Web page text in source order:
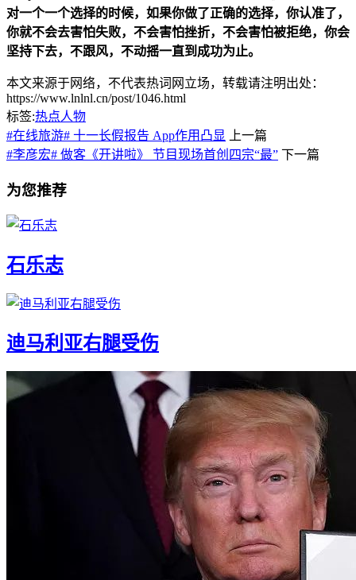
对一个一个选择的时候，如果你做了正确的选择，你认准了，
你就不会去害怕失败，不会害怕挫折，不会害怕被拒绝，你会
坚持下去，不跟风，不动摇一直到成功为止。
本文来源于网络，不代表热词网立场，转载请注明出处：
https://www.lnlnl.cn/post/1046.html
标签:热点人物
#在线旅游# 十一长假报告 App作用凸显
上一篇
#李彦宏# 做客《开讲啦》 节目现场首创四宗“最” 下一篇
为您推荐
石乐志
迪马利亚右腿受伤